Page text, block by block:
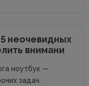
неочевидных
внимани
ноутбук —
задач.